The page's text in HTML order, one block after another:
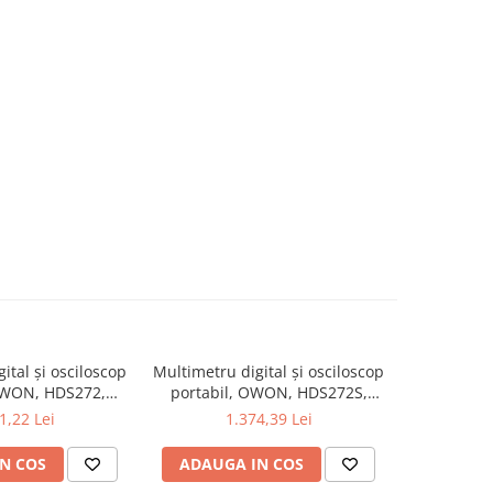
și osciloscop
HDS272,
200mA-
Lei
COS
Multimetru digital și osciloscop
portabil, OWON, HDS272S,
200mV-1kV, 200mA-
1.374,39 Lei
ADAUGA IN COS